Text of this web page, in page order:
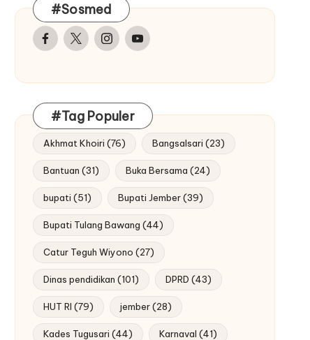
#Sosmed
Facebook
TwitterInstagram
Youtube
#Tag Populer
Akhmat Khoiri (76) Bangsalsari (23)
Bantuan (31) Buka Bersama (24)
bupati (51) Bupati Jember(39)
Bupati Tulang Bawang (44)
Catur Teguh Wiyono (27)
Dinas pendidikan (101) DPRD (43)
HUT RI (79) jember(28)
Kades Tugusari (44) Karnaval (41)